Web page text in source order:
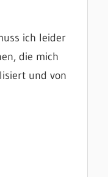
ich leider
die mich
und von